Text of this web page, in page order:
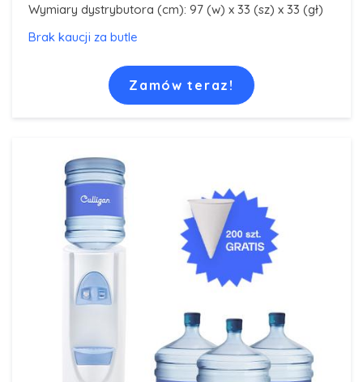
Wymiary dystrybutora (cm): 97 (w) x 33 (sz) x 33 (gł)
Brak kaucji za butle
Zamów teraz!